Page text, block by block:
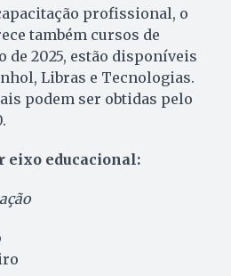
profissional, o
também cursos de
de 2025, estão disponíveis
Libras e Tecnologias.
podem ser obtidas pelo
eixo educacional: